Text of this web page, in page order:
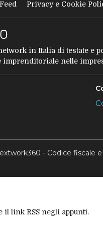
Privacy e Cookie
in Italia di testate e
imprenditoriale nelle
- Codice fiscale
il link RSS negli appunti.